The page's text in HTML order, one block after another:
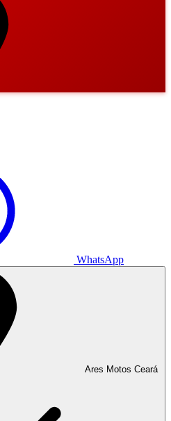
WhatsApp
Ares Motos Ceará